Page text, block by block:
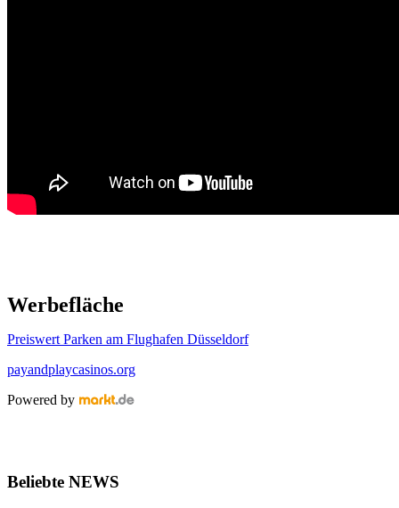
Werbefläche
Preiswert Parken am Flughafen Düsseldorf
payandplaycasinos.org
Powered by
Beliebte NEWS